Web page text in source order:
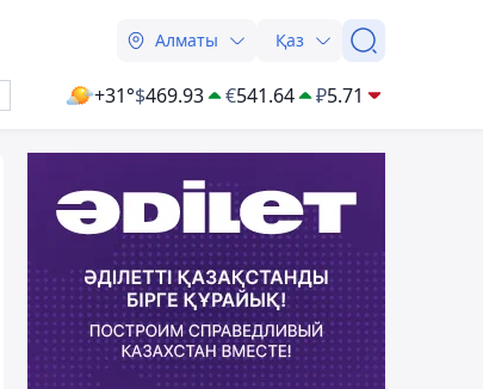
Алматы Қаз
+31°$469.93 €541.64 ₽5.71